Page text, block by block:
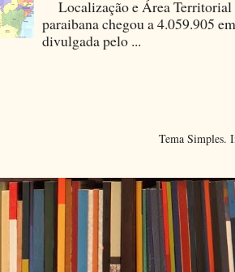
Localização e Área
paraibana chegou a 4.059.905
divulgada pelo ...
Tema Simples.